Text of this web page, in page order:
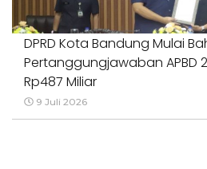
DPRD Kota Bandung Mulai
Pertanggungjawaban APBD
Rp487 Miliar
9 Juli 2026